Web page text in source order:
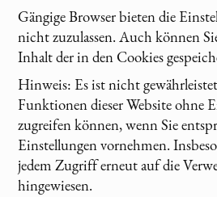
Gängige Browser bieten die
nicht zuzulassen. Auch können
Inhalt der in den Cookies
Hinweis: Es ist nicht
Funktionen dieser Website ohne
zugreifen können, wenn Sie
Einstellungen vornehmen.
jedem Zugriff erneut auf die
hingewiesen.